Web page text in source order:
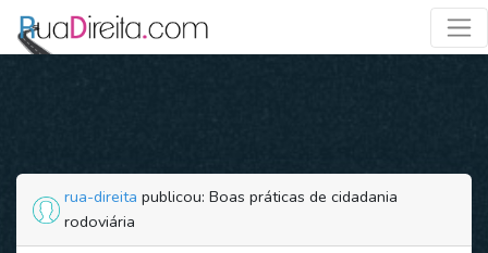
rua-direita publicou: Boas práticas de cidadania
rodoviária